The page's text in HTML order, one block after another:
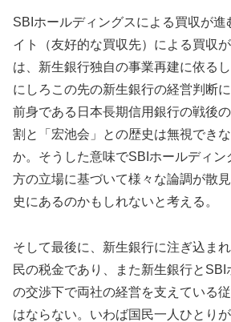
SBIホールディングスによる買収が進
イト（友好的な買収先）による買収
は、新生銀行独自の事業再建に依る
にしろこの先の新生銀行の経営判断
前身である日本長期信用銀行の戦後
割と「宏池会」との歴史は無視でき
か。そうした意味でSBIホールディン
方の立場に基づいて様々な論調が散
史にあるのかもしれないと考える。
そして最後に、新生銀行に注ぎ込ま
民の税金であり、また新生銀行とSBI
の交渉下で両社の経営を支えている
はならない。いわば国民一人ひとり